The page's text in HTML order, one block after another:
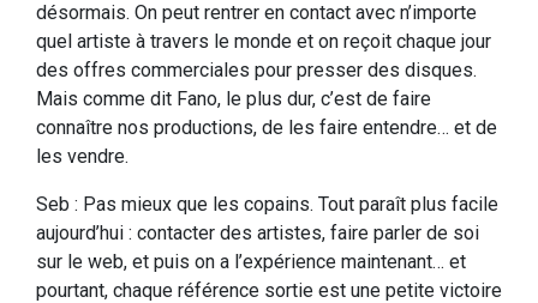
désormais. On peut rentrer en contact avec n’importe
quel artiste à travers le monde et on reçoit chaque jour
des offres commerciales pour presser des disques.
Mais comme dit Fano, le plus dur, c’est de faire
connaître nos productions, de les faire entendre… et de
les vendre.
Seb : Pas mieux que les copains. Tout paraît plus facile
aujourd’hui : contacter des artistes, faire parler de soi
sur le web, et puis on a l’expérience maintenant… et
pourtant, chaque référence sortie est une petite victoire